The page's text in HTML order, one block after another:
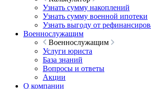
Узнать сумму накоплений
Узнать сумму военной ипотеки
Узнать выгоду от
Военнослужащим
Военнослужащим
Услуги юриста
База знаний
Вопросы и ответы
Акции
О компании